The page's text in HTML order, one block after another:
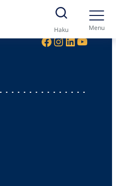
Haku Menu
Facebook InstagramLinkedIn YouTube